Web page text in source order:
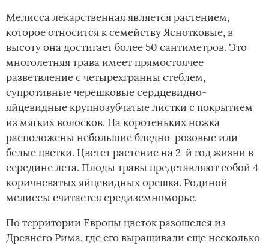
Мелисса лекарственная является растением,
которое относится к семейству Яснотковые, в
высоту она достигает более 50 сантиметров. Это
многолетняя трава имеет прямостоячее
разветвление с четырехгранны стеблем,
супротивные черешковые сердцевидно-
яйцевидные крупнозубчатые листки с покрытием
из мягких волосков. На коротеньких ножка
расположены небольшие бледно-розовые или
белые цветки. Цветет растение на 2-й год жизни в
середине лета. Плоды травы представляют собой 4
коричневатых яйцевидных орешка. Родиной
мелиссы считается средиземноморье.
По территории Европы цветок разошелся из
Древнего Рима, где его выращивали еще несколько